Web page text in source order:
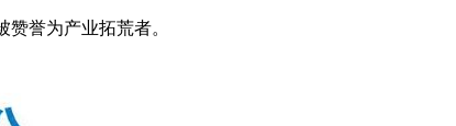
誉为产业拓荒者。